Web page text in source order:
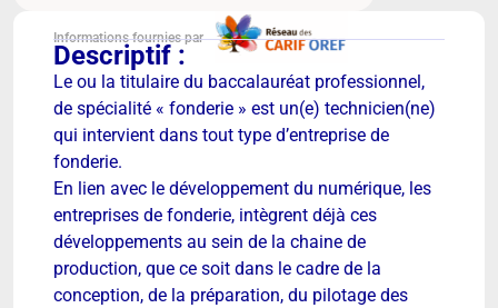
Informations fournies par
Descriptif :
Le ou la titulaire du baccalauréat professionnel,
de spécialité « fonderie » est un(e) technicien(ne)
qui intervient dans tout type d’entreprise de
fonderie.
En lien avec le développement du numérique, les
entreprises de fonderie, intègrent déjà ces
développements au sein de la chaine de
production, que ce soit dans le cadre de la
conception, de la préparation, du pilotage des